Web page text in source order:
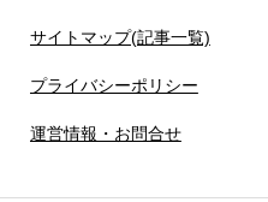
サイトマップ(記事一覧)
プライバシーポリシー
運営情報・お問合せ